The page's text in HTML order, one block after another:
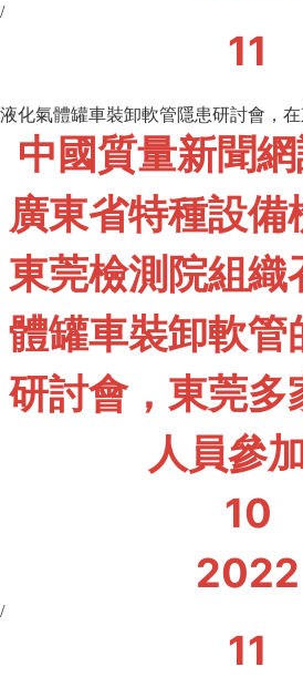
/
11
液化氣體罐車裝卸軟管隱患研討會，
中國質量新聞網
廣東省特種設備
東莞檢測院組織
體罐車裝卸軟管
研討會，東莞多
人員參加
10
2022
/
11